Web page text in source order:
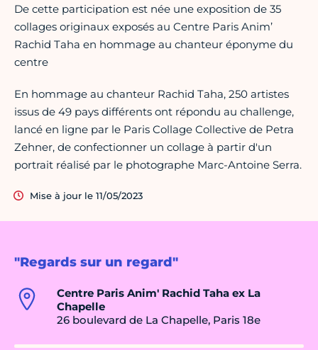
"Regards sur un regard"
Centre Paris Anim' Rachid Taha ex La
Chapelle
26 boulevard de La Chapelle, Paris 18e
De cette participation est née une exposition de 35
collages originaux exposés au Centre Paris Anim’
Rachid Taha en hommage au chanteur éponyme du
centre
En hommage au chanteur Rachid Taha, 250 artistes
issus de 49 pays différents ont répondu au challenge,
lancé en ligne par le Paris Collage Collective de Petra
Zehner, de confectionner un collage à partir d'un
portrait réalisé par le photographe Marc-Antoine Serra.
Mise à jour le 11/05/2023